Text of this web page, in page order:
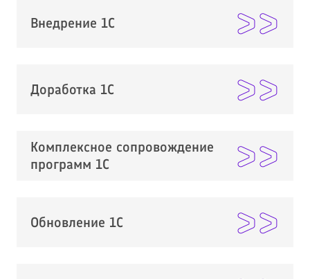
Внедрение 1С
Доработка 1С
Комплексное сопровождение
программ 1С
Обновление 1С